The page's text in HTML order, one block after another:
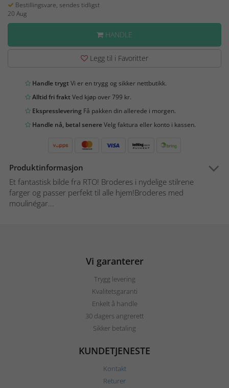
Bestillingsvare, sendes tidligst
20 Aug
HANDLE
Legg til i Favoritter
Handle trygtVi er en trygg og sikker nettbutikk.
Alltid fri fraktVed kjøp over 799 kr.
Ekspresslevering Få pakken din allerede i morgen.
Handle nå, betal senereVelg faktura eller konto i kassen.
Produktinformasjon
Et fantastisk bilde fra RTO! Broderes i nydelige stilrene
farger og passer perfekt til alle hjem!Broderes med
moulinégar...
Vi garanterer
Trygg levering
Kvalitetsgaranti
Enkelt å handle
30 dagers angrerett
Sikker betaling
KUNDETJENESTE
Kontakt
Returer